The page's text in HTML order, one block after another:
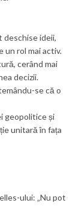
deschise ideii,
un rol mai activ.
cerând mai
decizii.
se că o
geopolitice și
unitară în fața
ului: „Nu pot